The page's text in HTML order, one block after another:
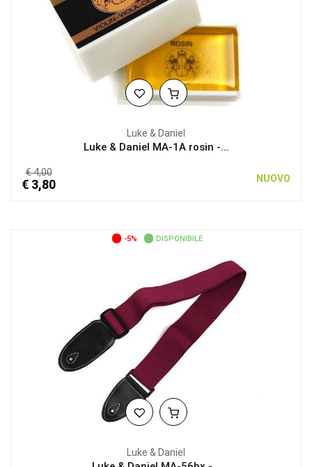
Luke & Daniel
Luke & Daniel MA-1A rosin -...
€ 4,00
€ 3,80 NUOVO
-5% DISPONIBILE
Luke & Daniel